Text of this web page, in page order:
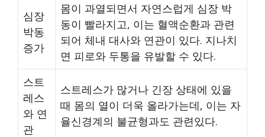
심장
박동
증가
몸이 과열되면서 자연스럽게 심장 박
동이 빨라지고, 이는 혈액순환과 관련
되어 체내 대사와 연관이 있다. 지나치
면 피로와 두통을 유발할 수 있다.
스트
레스
와 연
관
스트레스가 많거나 긴장 상태에 있을
때 몸의 열이 더욱 올라가는데, 이는 자
율신경계의 불균형과도 관련있다.